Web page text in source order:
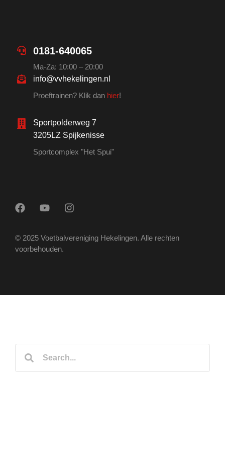
0181-640065
Ma-Za: 10:00 – 20:00
info@vvhekelingen.nl
Proeftrainen? Klik dan hier!
Sportpolderweg 7
3205LZ Spijkenisse
Sportcomplex "Het Spui"
© 2025 Voetbalvereniging Hekelingen. Alle rechten
voorbehouden.